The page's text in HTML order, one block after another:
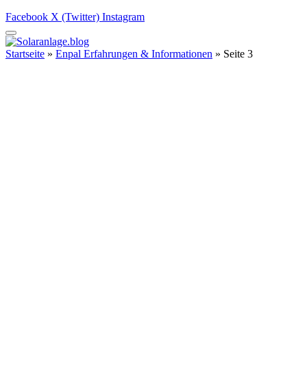
Facebook X (Twitter) Instagram
Startseite » Enpal Erfahrungen & Informationen » Seite 3